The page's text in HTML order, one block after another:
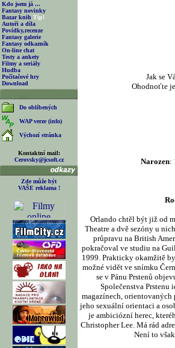
Kdo jsem já ...
Fantasy novinky
Bazar knih Tip!
Autoři a díla
Povídky,recenze
Fantasy galerie
Fantasy odkazník
On-line chat
Testy a ankety
Filmy a seriály
Hudba
Počítačové hry
Download
Do oblíbených
WAP verze (info)
Výchozí stránka
Kontaktní mail:
Cerovsky@jcsoft.cz
Zde může být
VAŠE reklama !
Jak se
Ohodnoťte
Narozen:
Orlando chtěl být již od
Theatre a dvě sezóny u
průpravu na British
pokračoval ve studiu na
1999. Prakticky okamžitě
možné vidět ve snímku
se v Pánu Prstenů
Společenstva
magazínech, orientovaných
jeho sexuální orientaci a
je ambiciózní herec,
Christopher Lee. Má rád
Není to